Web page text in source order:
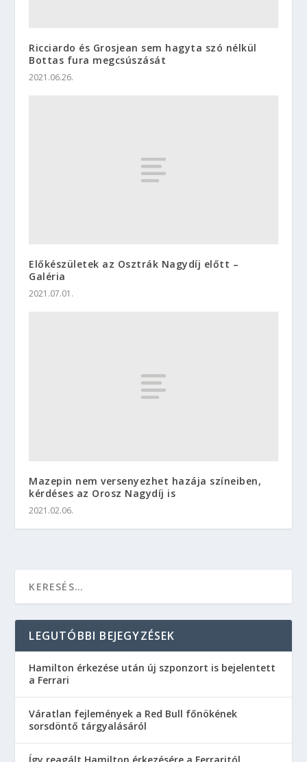
Ricciardo és Grosjean sem hagyta szó nélkül
Bottas fura megcsúszását
2021.06.26.
Előkészületek az Osztrák Nagydíj előtt –
Galéria
2021.07.01.
Mazepin nem versenyezhet hazája színeiben,
kérdéses az Orosz Nagydíj is
2021.02.06.
LEGUTÓBBI BEJEGYZÉSEK
Hamilton érkezése után új szponzort is bejelentett
a Ferrari
Váratlan fejlemények a Red Bull főnökének
sorsdöntő tárgyalásáról